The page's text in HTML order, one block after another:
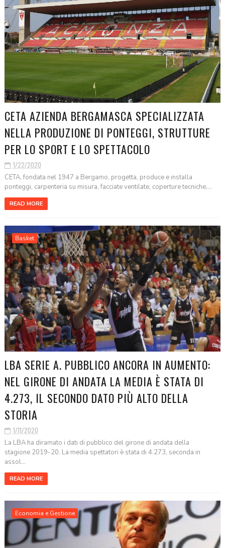
CETA AZIENDA BERGAMASCA SPECIALIZZATA
NELLA PRODUZIONE DI PONTEGGI, STRUTTURE
PER LO SPORT E LO SPETTACOLO
1/22/2020
CETA, fondata nel 1947 a Bergamo, progetta, produce e installa
ponteggi, carpenteria su misura, facciate ventilate, coperture tecniche,...
READ MORE
Basket
LBA SERIE A. PUBBLICO ANCORA IN AUMENTO:
NEL GIRONE DI ANDATA LA MEDIA È STATA DI
4.273, IL SECONDO DATO PIÙ ALTO DELLA
STORIA
1/11/2020
La LBA ha diramato i dati di pubblico del girone di andata della
stagione 2019-20. La media spettatori è stata di 4.273, seconda in
assol...
READ MORE
Economia e Gestione